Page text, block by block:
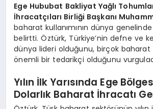
Ege Hububat Bakliyat Yağlı
İhracatçıları Birliği Başkanı
baharat kullanımının dünya genelinde
belirtti. Öztürk, Türkiye’nin defne ve
dünya lideri olduğunu, birçok baharat
önemli bir tedarikçi olduğunu
Yılın İlk Yarısında Ege
Dolarlık Baharat İhracatı